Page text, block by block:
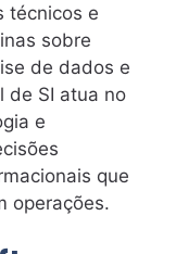
técnicos e
sobre
de dados e
de SI atua no
e
que
operações.